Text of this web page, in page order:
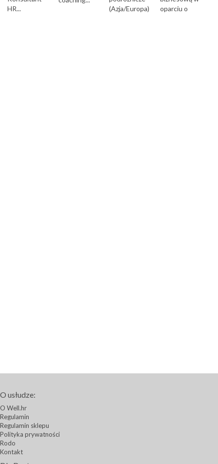
HR...
(Azja/Europa)
oparciu o
O usłudze:
O Well.hr
Regulamin
Regulamin sklepu
Polityka prywatności
Rodo
Kontakt